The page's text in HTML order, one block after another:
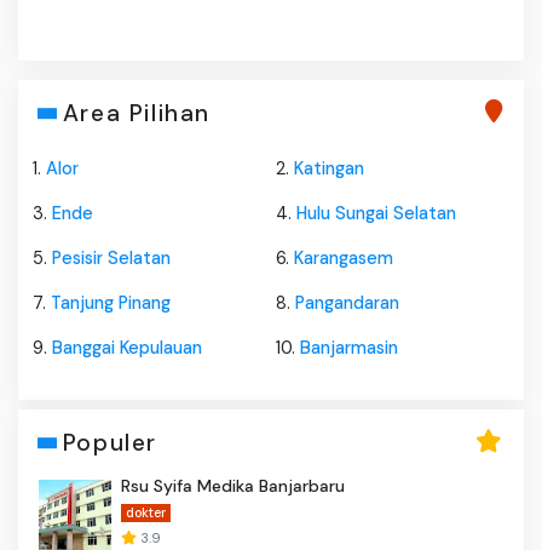
Area Pilihan
1. Alor 2. Katingan
3. Ende 4. Hulu Sungai Selatan
5. Pesisir Selatan 6. Karangasem
7. Tanjung Pinang 8. Pangandaran
9. Banggai Kepulauan 10. Banjarmasin
Populer
Rsu Syifa Medika Banjarbaru
dokter
3.9